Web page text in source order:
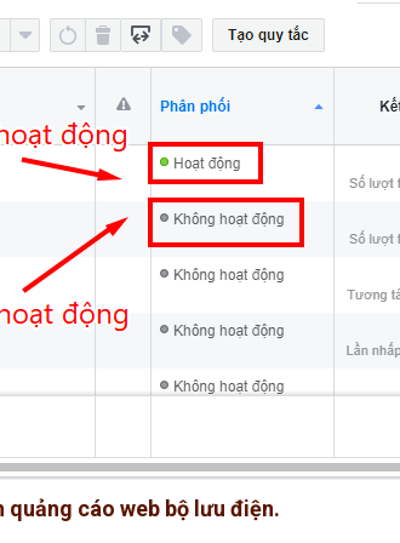
cáo web bộ lưu điện.